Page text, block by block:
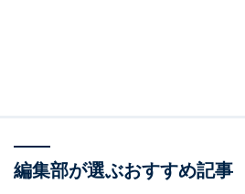
編集部が選ぶおすすめ記事